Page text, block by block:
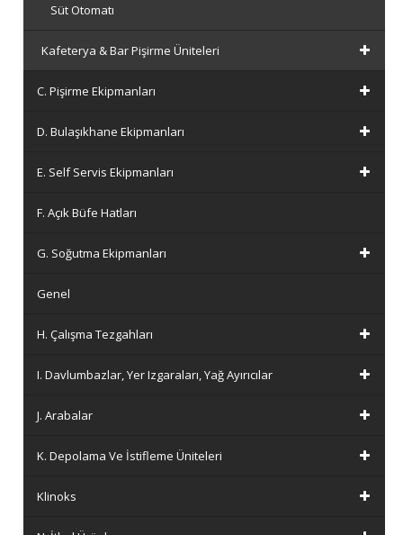
Süt Otomatı
Kafeterya & Bar Pişirme Üniteleri
C. Pişirme Ekipmanları
D. Bulaşıkhane Ekipmanları
E. Self Servis Ekipmanları
F. Açık Büfe Hatları
G. Soğutma Ekipmanları
Genel
H. Çalışma Tezgahları
I. Davlumbazlar, Yer Izgaraları, Yağ Ayırıcılar
J. Arabalar
K. Depolama Ve İstifleme Üniteleri
Klinoks